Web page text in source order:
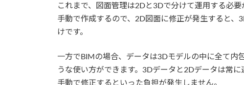
これまで、図面管理は2Dと3Dで分けて運用する必
手動で作成するので、2D図面に修正が発生すると
けです。
一方でBIMの場合、データは3Dモデルの中に全て内
うな使い方ができます。3Dデータと2Dデータは常
手動で修正するといった負担が発生しません。